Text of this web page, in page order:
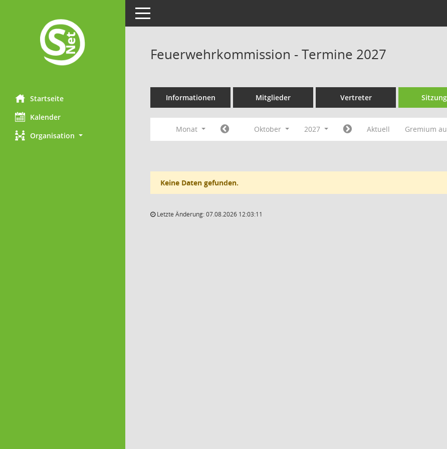
Startseite
Kalender
Organisation
Toggle navigation
Feuerwehrkommission - Termine 2027
Informationen Mitglieder Vertreter
Monat Oktober 2027 Aktuell Gremium
Keine Daten gefunden.
Letzte Änderung: 07.08.2026 12:03:11